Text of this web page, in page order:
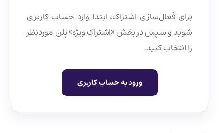
برای فعال‌سازی اشتراک، ابتدا وارد حساب کاربری
شوید و سپس در بخش «اشتراک ویژه» پلن موردنظر
را انتخاب کنید.
ورود به حساب کاربری